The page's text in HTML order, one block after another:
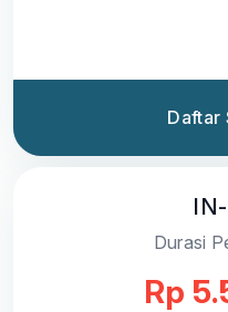
Daftar
Durasi
Rp